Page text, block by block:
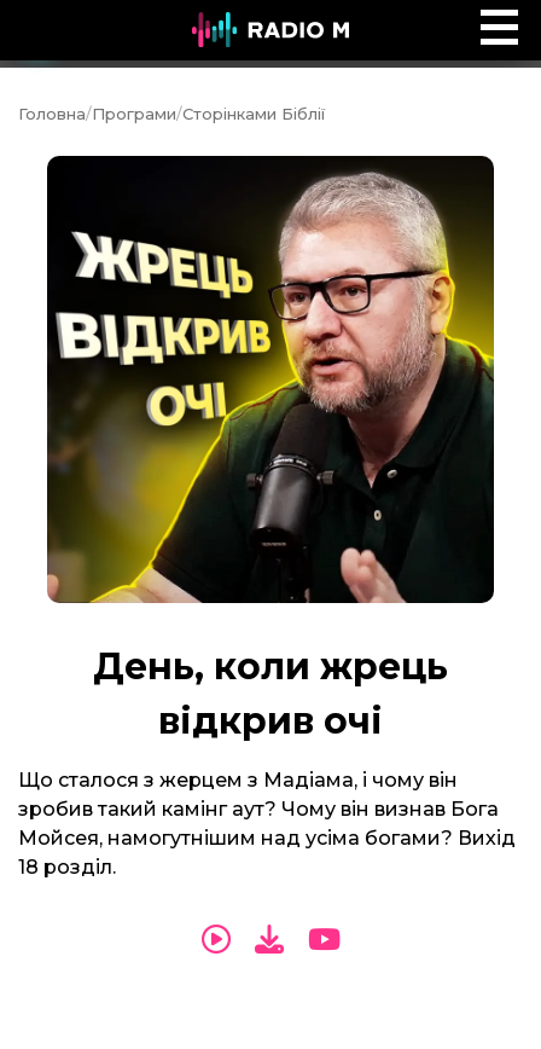
Ефір Radio M
Головна/Програми/Сторінками Біблії
День, коли жрець
відкрив очі
Що сталося з жерцем з Мадіама, і чому він
зробив такий камінг аут? Чому він визнав Бога
Мойсея, намогутнішим над усіма богами? Вихід
18 розділ.